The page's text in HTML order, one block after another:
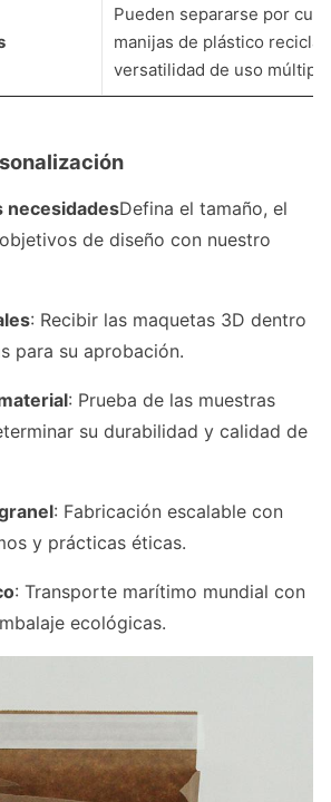
Pueden separarse por
manijas de plástico
versatilidad de uso
necesidadesDefina el tamaño, el
de diseño con nuestro
: Recibir las maquetas 3D dentro
para su aprobación.
: Prueba de las muestras
su durabilidad y calidad de
: Fabricación escalable con
y prácticas éticas.
: Transporte marítimo mundial con
ecológicas.